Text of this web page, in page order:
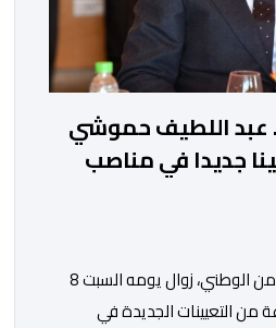
عبد اللطيف حموشي
20 تعيينا جديدا في مناصب
الأمن الوطني
أعلنت المديرية العامة للأمن الوطني، زوال يومه السبت 8
التعيينات الجديدة في